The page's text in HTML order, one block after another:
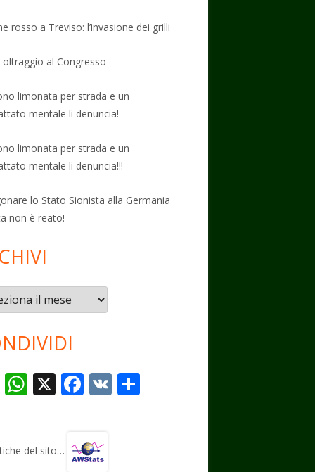
rosso a Treviso: l’invasione dei grilli
oltraggio al Congresso
limonata per strada e un
mentale li denuncia!
limonata per strada e un
mentale li denuncia!!!
lo Stato Sionista alla Germania
non è reato!
T
gr
W
s
X F
b
V
del sito…